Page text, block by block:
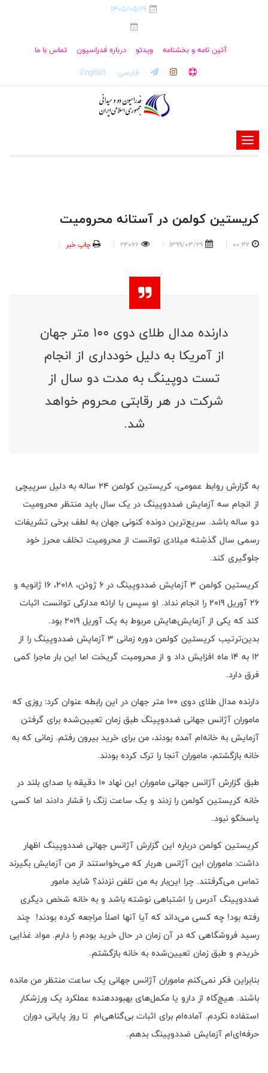
1405/05/19
آئین نامه و بخشنامه ویدئو درباره فدراسیون تماس با ما
فارسی English
-
-
-
کریستین کولمن در آستانه محرومیت
00:42
1399/03/29
24066 چاپ خبر
دارنده مدال طلای دوی ۱۰۰ متر جهان
از آمریکا به دلیل خودداری از انجام
تست دوپینگ به مدت دو سال از
شرکت در هر رقابتی محروم خواهد
شد.
به گزارش روابط عمومی، کریستین کولمن 24 ساله به دلیل سرپیچی
از انجام سه آزمایش ضددوپینگ در یک سال باید منتظر محرومیت
دو ساله باشد. سریع‌ترین دونده کنونی جهان به لطف برخی تشریفات
رسمی سال گذشته میلادی توانست از محرومیت تخلف محرز خود
جلوگیری کند.
کریستین کولمن 3 آزمایش ضددوپینگ در 6 ژوئن، 2018، 16 ژانویه و
26 آوریل 2019 را انجام نداد. او سپس با ارائه مدارکی توانست اثبات
کند که یکی از آزمایش‌هایش مربوط به یک آوریل 2019 بود.
بدین‌ترتیب کریستین کولمن دوره زمانی 3 آزمایش ضددوپینگ را از
12 به 14 ماه افزایش داد و از محرومیت گریخت اما این بار ماجرا کمی
فرق دارد.
دارنده مدال طلای دوی 100 متر جهان در این رابطه عنوان کرد: روزی که
ماموران آژانس جهانی ضددوپینگ طبق زمان تعیین‌شده برای گرفتن
آزمایش به خانه‌ام آمده بودند، من برای خرید بیرون رفتم. زمانی که به
خانه بازگشتم، ماموران آنجا را ترک کرده بودند.
طبق گزارش آژانس جهانی ماموران این نهاد 10 دقیقه با صدای بلند در
خانه کریستین کولمن را زدند و یک ساعت زنگ را فشار دادند اما کسی
پاسخگو نبود.
کریستین کولمن درباره این گزارش آژانس جهانی ضددوپینگ اظهار
داشت: ماموران این آژانس هربار که می‌خواستند از من آزمایش بگیرند
تماس می‌گرفتند. چرا این‌بار به من تلفن نزدند؟ شاید مامور
ضددوپینگ آدرس را اشتباهی نوشته باشد و به خانه شخص دیگری
رفته بود! چه کسی می‌داند که آیا آنها اصلاً مراجعه کرده بودند! چند
رسید فروشگاهی که در آن زمان در حال خرید بودم را دارم. مواد غذایی
خریدم و طبق زمان تعیین‌شده به خانه بازگشتم.
بنابراین فکر نمی‌کنم ماموران آژانس جهانی یک ساعت منتظر من مانده
باشند. هیچ‌گاه از دارو یا مکمل‌های بهبوددهنده عملکرد یک ورزشکار
استفاده نکردم. آماده‌ام برای اثبات بی‌گناهی‌ام تا روز پایانی دوران
حرفه‌ای‌ام آزمایش ضددوپینگ بدهم.